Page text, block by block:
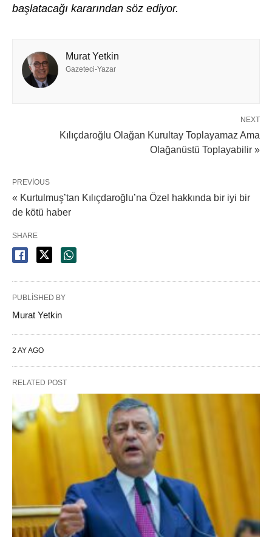
başlatacağı kararından söz ediyor.
Murat Yetkin
Gazeteci-Yazar
NEXT
Kılıçdaroğlu Olağan Kurultay Toplayamaz Ama
Olağanüstü Toplayabilir »
PREVIOUS
« Kurtulmuş’tan Kılıçdaroğlu’na Özel hakkında bir iyi bir
de kötü haber
SHARE
PUBLISHED BY
Murat Yetkin
2 AY AGO
RELATED POST